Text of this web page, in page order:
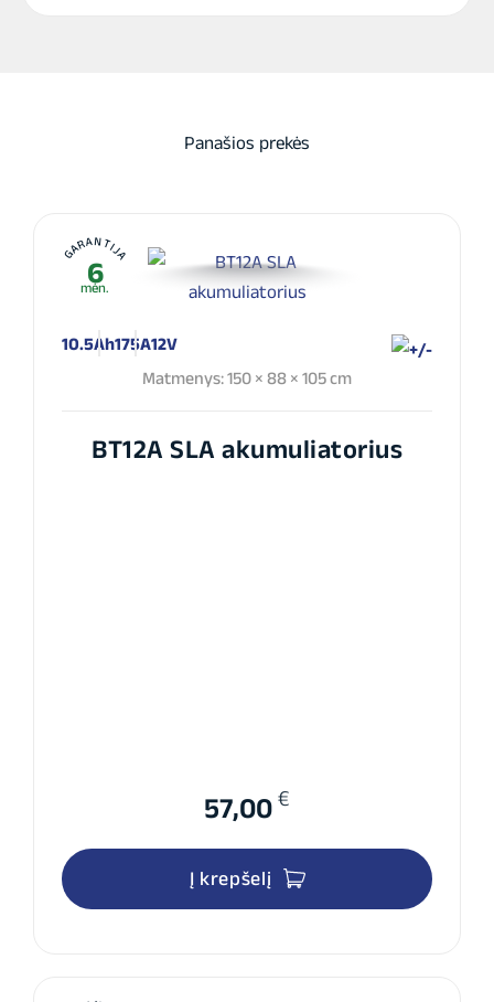
Panašios prekės
GARANTIJA
6
mėn.
10.5Ah175A12V
Matmenys: 150 × 88 × 105 cm
BT12A SLA akumuliatorius
57,00 €
Į krepšelį